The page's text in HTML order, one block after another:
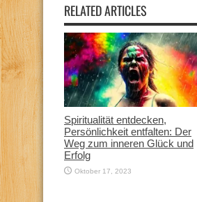
RELATED ARTICLES
Spiritualität entdecken,
Persönlichkeit entfalten: Der
Weg zum inneren Glück und
Erfolg
Oktober 17, 2023